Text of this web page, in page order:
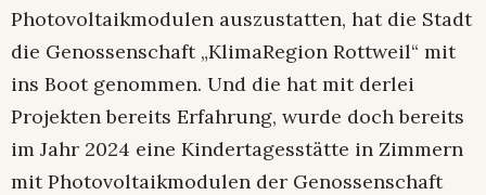
Photovoltaikmodulen auszustatten, hat die Stadt
die Genossenschaft „KlimaRegion Rottweil“ mit
ins Boot genommen. Und die hat mit derlei
Projekten bereits Erfahrung, wurde doch bereits
im Jahr 2024 eine Kindertagesstätte in Zimmern
mit Photovoltaikmodulen der Genossenschaft